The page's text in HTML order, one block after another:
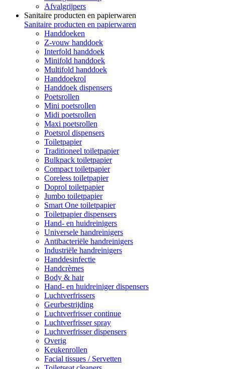
Afvalgrijpers
Sanitaire producten en papierwaren
Sanitaire producten en papierwaren
Handdoeken
Z-vouw handdoek
Interfold handdoek
Minifold handdoek
Multifold handdoek
Handdoekrol
Handdoek dispensers
Poetsrollen
Mini poetsrollen
Midi poetsrollen
Maxi poetsrollen
Poetsrol dispensers
Toiletpapier
Traditioneel toiletpapier
Bulkpack toiletpapier
Compact toiletpapier
Coreless toiletpapier
Doprol toiletpapier
Jumbo toiletpapier
Smart One toiletpapier
Toiletpapier dispensers
Hand- en huidreinigers
Universele handreinigers
Antibacteriële handreinigers
Industriële handreinigers
Handdesinfectie
Handcrèmes
Body & hair
Hand- en huidreiniger dispensers
Luchtverfrissers
Geurbestrijding
Luchtverfrisser continue
Luchtverfrisser spray
Luchtverfrisser dispensers
Overig
Keukenrollen
Facial tissues / Servetten